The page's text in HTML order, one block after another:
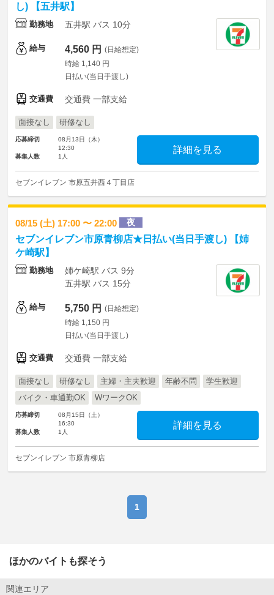
し) 【五井駅】
勤務地 五井駅 バス 10分
給与 4,560 円 (日給想定)
時給 1,140 円
日払い(当日手渡し)
交通費 交通費 一部支給
面接なし 研修なし
応募締切
08月13日（木）
12:30
募集人数
1人
詳細を見る
セブンイレブン 市原五井西４丁目店
08/15 (土) 17:00 〜 22:00 夜
セブンイレブン市原青柳店★日払い(当日手渡し) 【姉
ケ崎駅】
勤務地
姉ケ崎駅 バス 9分
五井駅 バス 15分
給与 5,750 円 (日給想定)
時給 1,150 円
日払い(当日手渡し)
交通費 交通費 一部支給
面接なし 研修なし 主婦・主夫歓迎 年齢不問
学生歓迎
バイク・車通勤OK
WワークOK
応募締切
08月15日（土）
16:30
募集人数
1人
詳細を見る
セブンイレブン 市原青柳店
1
ほかのバイトも探そう
関連エリア